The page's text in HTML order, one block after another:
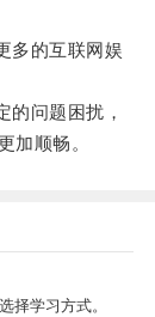
的互联网娱
问题困扰，
加顺畅。
择学习方式。